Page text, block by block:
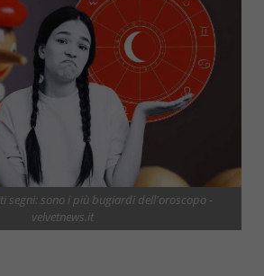
segni: sono i più bugiardi dell'oroscopo -
velvetnews.it